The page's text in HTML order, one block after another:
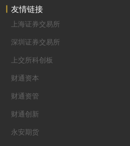
友情链接
上海证券交易所
深圳证券交易所
上交所科创板
财通资本
财通资管
财通创新
永安期货